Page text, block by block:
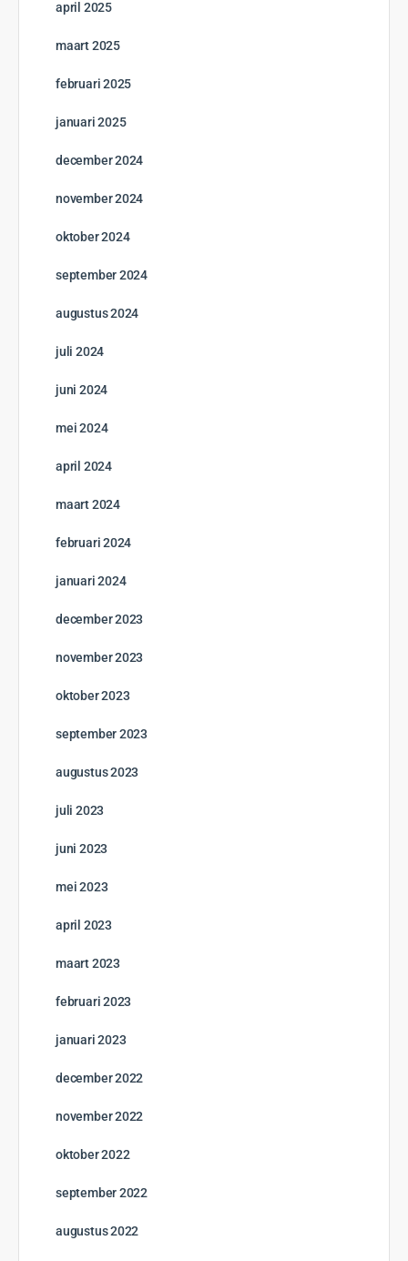
april 2025
maart 2025
februari 2025
januari 2025
december 2024
november 2024
oktober 2024
september 2024
augustus 2024
juli 2024
juni 2024
mei 2024
april 2024
maart 2024
februari 2024
januari 2024
december 2023
november 2023
oktober 2023
september 2023
augustus 2023
juli 2023
juni 2023
mei 2023
april 2023
maart 2023
februari 2023
januari 2023
december 2022
november 2022
oktober 2022
september 2022
augustus 2022